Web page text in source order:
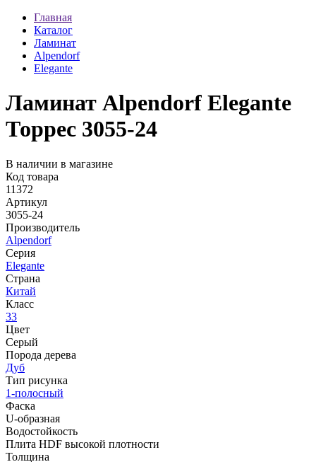
Главная
Каталог
Ламинат
Alpendorf
Elegante
Ламинат Alpendorf Elegante
Торрес 3055-24
В наличии в магазине
Код товара
11372
Артикул
3055-24
Производитель
Alpendorf
Серия
Elegante
Страна
Китай
Класс
33
Цвет
Серый
Порода дерева
Дуб
Тип рисунка
1-полосный
Фаска
U-образная
Водостойкость
Плита HDF высокой плотности
Толщина